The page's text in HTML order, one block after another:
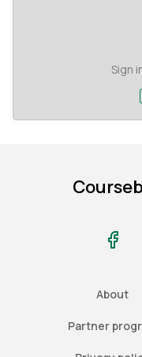
Sign
About
Partner